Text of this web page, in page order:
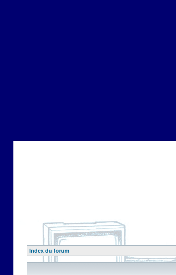
Index du forum